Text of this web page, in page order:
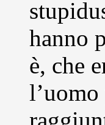
hanno
è, che